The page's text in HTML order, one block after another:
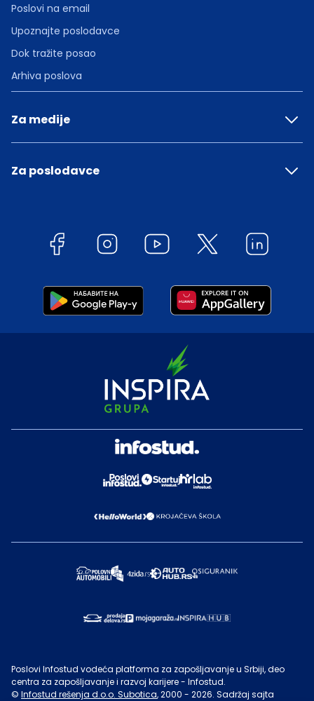
Poslovi na email
Upoznajte poslodavce
Dok tražite posao
Arhiva poslova
Za medije
Za poslodavce
Poslovi Infostud vodeća platforma za zapošljavanje u Srbiji, deo
centra za zapošljavanje i razvoj karijere - Infostud.
© Infostud rešenja d.o.o. Subotica, 2000 - 2026. Sadržaj sajta